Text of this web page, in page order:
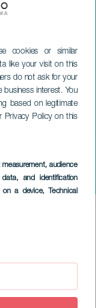
cookies or similar
like your visit on this
do not ask for your
interest. You
based on legitimate
Privacy Policy on this
measurement, audience
and identification
on a device, Technical
i La